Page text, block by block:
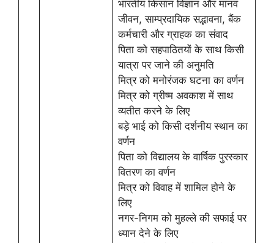
भारतीय किसान विज्ञान और मानव
जीवन, साम्प्रदायिक सद्भावना, बैंक
कर्मचारी और ग्राहक का संवाद
पिता को सहपाठितयों के साथ किसी
यात्रा पर जाने की अनुमति
मित्र को मनोरंजक घटना का वर्णन
मित्र को ग्रीष्म अवकाश में साथ
व्यतीत करने के लिए
बड़े भाई को किसी दर्शनीय स्थान का
वर्णन
पिता को विद्यालय के वार्षिक पुरस्कार
वितरण का वर्णन
मित्र को विवाह में शामिल होने के
लिए
नगर-निगम को मुहल्ले की सफाई पर
ध्यान देने के लिए